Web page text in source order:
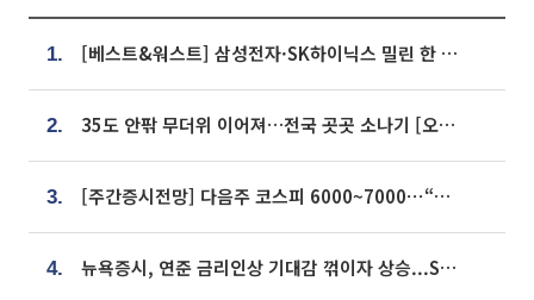
1. [베스트&워스트] 삼성전자·SK하이닉스 밀린 한 주…상상인증권은 85% 급등
2. 35도 안팎 무더위 이어져…전국 곳곳 소나기 [오늘 날씨]
3. [주간증시전망] 다음주 코스피 6000~7000⋯“外人 수급은 정책이 변수”
4. 뉴욕증시, 연준 금리인상 기대감 꺾이자 상승...S&P500 사상 최고치 [종합]